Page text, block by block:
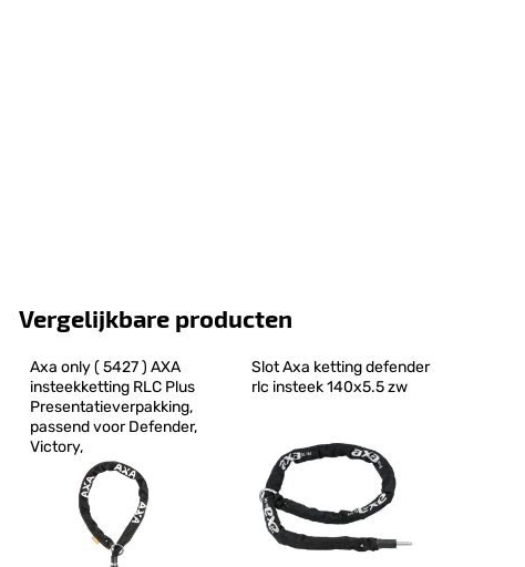
Vergelijkbare producten
Axa only ( 5427 ) AXA
insteekketting RLC Plus
Presentatieverpakking,
passend voor Defender,
Victory,
Slot Axa ketting defender
rlc insteek 140x5.5 zw